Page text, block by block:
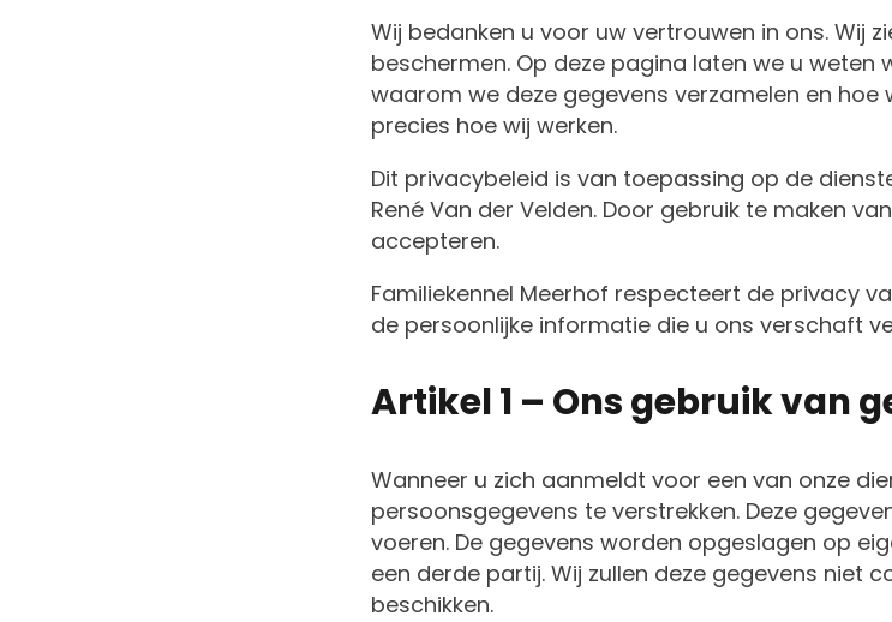
Wij bedanken u voor uw vertrouwen in ons. Wij
beschermen. Op deze pagina laten we u weten
waarom we deze gegevens verzamelen en
precies hoe wij werken.
Dit privacybeleid is van toepassing op de
René Van der Velden. Door gebruik te maken
accepteren.
Familiekennel Meerhof respecteert de privacy
de persoonlijke informatie die u ons verschaft
Artikel 1 – Ons gebruik van
Wanneer u zich aanmeldt voor een van onze
persoonsgegevens te verstrekken. Deze
voeren. De gegevens worden opgeslagen op
een derde partij. Wij zullen deze gegevens niet
beschikken.